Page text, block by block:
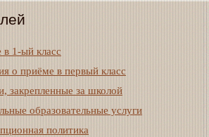
в 1-ый класс
о приёме в первый класс
закрепленные за школой
образовательные услуги
политика